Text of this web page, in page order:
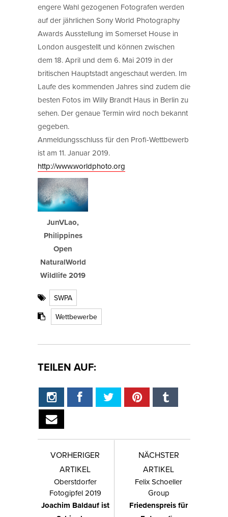
engere Wahl gezogenen Fotografen werden
auf der jährlichen Sony World Photography
Awards Ausstellung im Somerset House in
London ausgestellt und können zwischen
dem 18. April und dem 6. Mai 2019 in der
britischen Hauptstadt angeschaut werden. Im
Laufe des kommenden Jahres sind zudem die
besten Fotos im Willy Brandt Haus in Berlin zu
sehen. Der genaue Termin wird noch bekannt
gegeben.
Anmeldungsschluss für den Profi-Wettbewerb
ist am 11. Januar 2019.
http://www.worldphoto.org
JunVLao,
Philippines
Open
NaturalWorld
Wildlife 2019
SWPA
Wettbewerbe
TEILEN AUF:
VORHERIGER
ARTIKEL
Oberstdorfer
Fotogipfel 2019
Joachim Baldauf ist
NÄCHSTER
ARTIKEL
Felix Schoeller
Group
Friedenspreis für